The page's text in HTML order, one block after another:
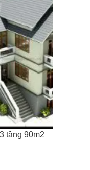
tầng 90m2